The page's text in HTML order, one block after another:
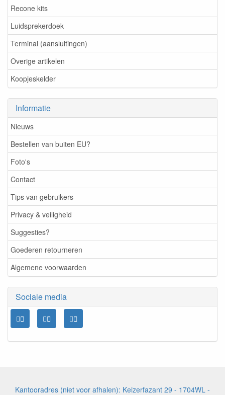
Recone kits
Luidsprekerdoek
Terminal (aansluitingen)
Overige artikelen
Koopjeskelder
Informatie
Nieuws
Bestellen van buiten EU?
Foto's
Contact
Tips van gebruikers
Privacy & veiligheid
Suggesties?
Goederen retourneren
Algemene voorwaarden
Sociale media
Kantooradres (niet voor afhalen): Keizerfazant 29 - 1704WL -